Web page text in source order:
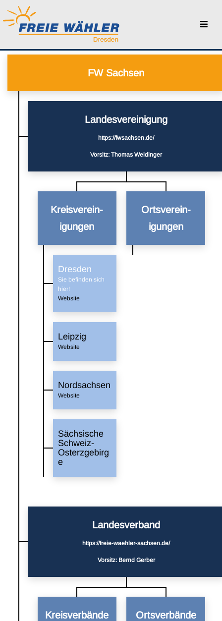
FW Sachsen
Landes­vereinigung
https://fwsachsen.de/
Vorsitz: Thomas Weidinger
Kreis­verein­
igungen
Dresden
Sie befinden sich
hier!
Website
Leipzig
Website
Nordsachsen
Website
Sächsische
Schweiz-
Osterzgebirg
e
Orts­verein­
igungen
Landes­verband
https://freie-waehler-sachsen.de/
Vorsitz: Bernd Gerber
Kreis­verbände Orts­verbände